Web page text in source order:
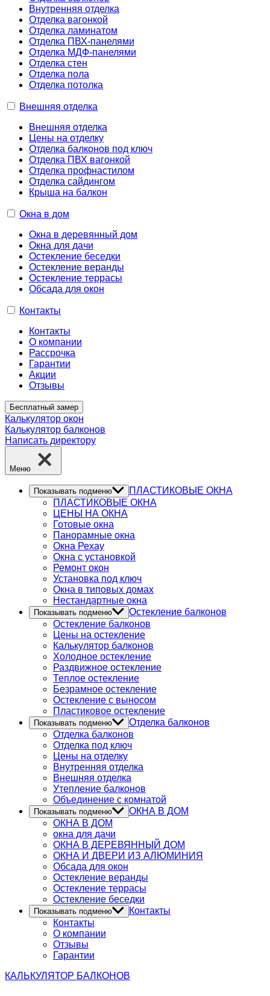
Внутренняя отделка
Отделка вагонкой
Отделка ламинатом
Отделка ПВХ-панелями
Отделка МДФ-панелями
Отделка стен
Отделка пола
Отделка потолка
Внешняя отделка
Внешняя отделка
Цены на отделку
Отделка балконов под ключ
Отделка ПВХ вагонкой
Отделка профнастилом
Отделка сайдингом
Крыша на балкон
Окна в дом
Окна в деревянный дом
Окна для дачи
Остекление беседки
Остекление веранды
Остекление террасы
Обсада для окон
Контакты
Контакты
О компании
Рассрочка
Гарантии
Акции
Отзывы
Бесплатный замер
Калькулятор окон
Калькулятор балконов
Написать директору
Меню
Показывать подменю
ПЛАСТИКОВЫЕ ОКНА
ПЛАСТИКОВЫЕ ОКНА
ЦЕНЫ НА ОКНА
Готовые окна
Панорамные окна
Окна Рехау
Окна с установкой
Ремонт окон
Установка под ключ
Окна в типовых домах
Нестандартные окна
Показывать подменю
Остекление балконов
Остекление балконов
Цены на остекление
Калькулятор балконов
Холодное остекление
Раздвижное остекление
Теплое остекление
Безрамное остекление
Остекление с выносом
Пластиковое остекление
Показывать подменю
Отделка балконов
Отделка балконов
Отделка под ключ
Цены на отделку
Внутренняя отделка
Внешняя отделка
Утепление балконов
Объединение с комнатой
Показывать подменю
ОКНА В ДОМ
ОКНА В ДОМ
окна для дачи
ОКНА В ДЕРЕВЯННЫЙ ДОМ
ОКНА И ДВЕРИ ИЗ АЛЮМИНИЯ
Обсада для окон
Остекление веранды
Остекление террасы
Остекление беседки
Показывать подменю
Контакты
Контакты
О компании
Отзывы
Гарантии
КАЛЬКУЛЯТОР БАЛКОНОВ